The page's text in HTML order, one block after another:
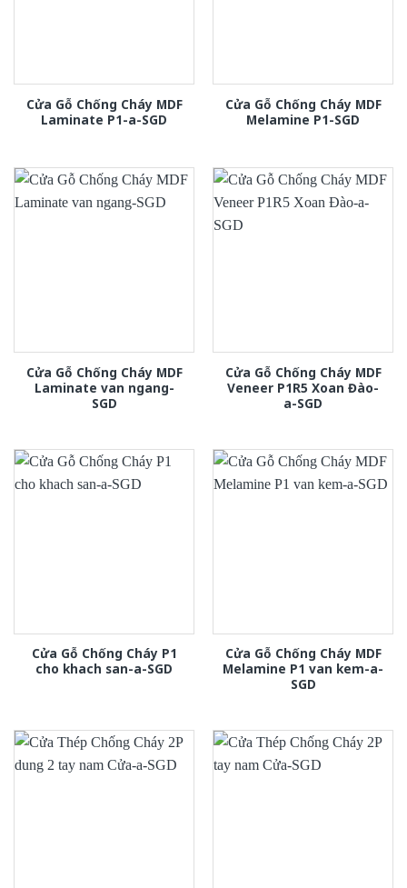
Cửa Gỗ Chống Cháy MDF
Laminate P1-a-SGD
Cửa Gỗ Chống Cháy MDF
Melamine P1-SGD
Cửa Gỗ Chống Cháy MDF
Laminate van ngang-
SGD
Cửa Gỗ Chống Cháy MDF
Veneer P1R5 Xoan Đào-
a-SGD
Cửa Gỗ Chống Cháy P1
cho khach san-a-SGD
Cửa Gỗ Chống Cháy MDF
Melamine P1 van kem-a-
SGD